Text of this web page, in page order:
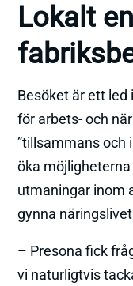
Lokalt
Besöket är ett
för arbets- och
”tillsammans och
öka
utmaningar inom
gynna
– Presona fick
vi naturligtvis